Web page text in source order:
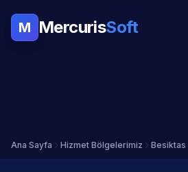
M MercurisSoft
Ana Sayfa Hizmet Bölgelerimiz Besiktas